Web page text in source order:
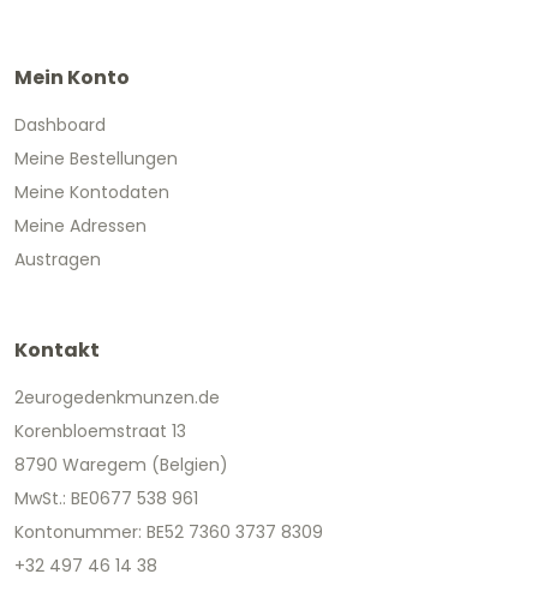
Mein Konto
Dashboard
Meine Bestellungen
Meine Kontodaten
Meine Adressen
Austragen
Kontakt
2eurogedenkmunzen.de
Korenbloemstraat 13
8790 Waregem (Belgien)
MwSt.: BE0677 538 961
Kontonummer: BE52 7360 3737 8309
+32 497 46 14 38